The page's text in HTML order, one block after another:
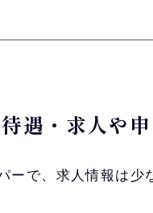
遇・求人や
ーで、求人情報は少